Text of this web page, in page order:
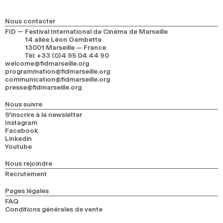
RECHERCHE
Nous contacter
FID — Festival International de Cinéma de Marseille
14 allée Léon Gambetta
13001 Marseille — France
Tél: +33 (0)4 95 04 44 90
welcome@fidmarseille.org
programmation@fidmarseille.org
communication@fidmarseille.org
presse@fidmarseille.org
Nous suivre
S’inscrire à la newsletter
Instagram
Facebook
Linkedin
Youtube
Nous rejoindre
Recrutement
Pages légales
FAQ
Conditions générales de vente